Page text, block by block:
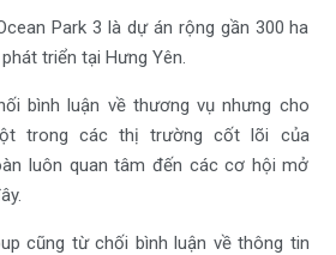
Park 3 là dự án rộng gần 300 ha
triển tại Hưng Yên.
bình luận về thương vụ nhưng cho
trong các thị trường cốt lõi của
luôn quan tâm đến các cơ hội mở
cũng từ chối bình luận về thông tin